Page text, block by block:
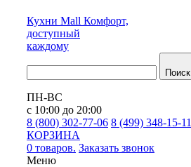
Кухни Mall Комфорт,
доступный
каждому
Поиск
ПН-ВС
с 10:00 до 20:00
8 (800) 302-77-06 8 (499) 348-15-11
КОРЗИНА
0 товаров. Заказать звонок
Меню